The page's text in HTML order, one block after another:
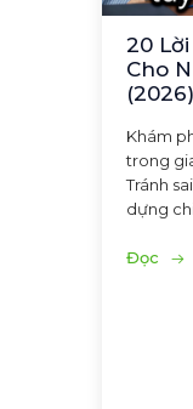
20
Cho
(2026)
Khám
trong
Tránh
dựng
Đọc